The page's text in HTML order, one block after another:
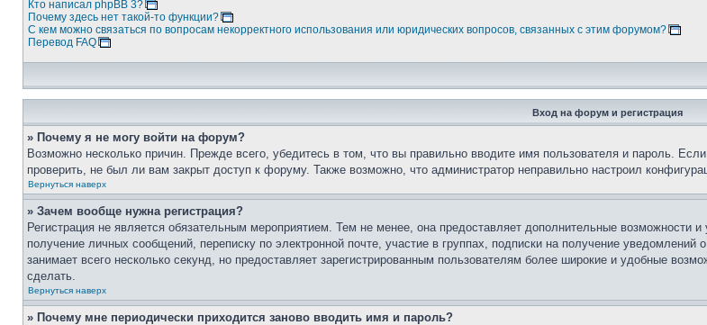
Кто написал phpBB 3?
Почему здесь нет такой-то функции?
С кем можно связаться по вопросам некорректного использования или юридических вопросов, связанных с этим форумом?
Перевод FAQ
Вход на форум и регистрация
» Почему я не могу войти на форум?
Возможно несколько причин. Прежде всего, убедитесь в том, что вы правильно вводите имя пользователя и пароль.
проверить, не был ли вам закрыт доступ к форуму. Также возможно, что администратор неправильно настроил
Вернуться наверх
» Зачем вообще нужна регистрация?
Регистрация не является обязательным мероприятием. Тем не менее, она предоставляет дополнительные возможности
получение личных сообщений, переписку по электронной почте, участие в группах, подписки на получение
занимает всего несколько секунд, но предоставляет зарегистрированным пользователям более широкие и удобные
сделать.
Вернуться наверх
» Почему мне периодически приходится заново вводить имя и пароль?